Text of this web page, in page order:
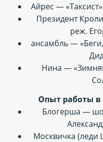
Айрес —
Президент
реж.
ансамбль —
Нина —
Опыт работы
Блогерша —
Москвичка